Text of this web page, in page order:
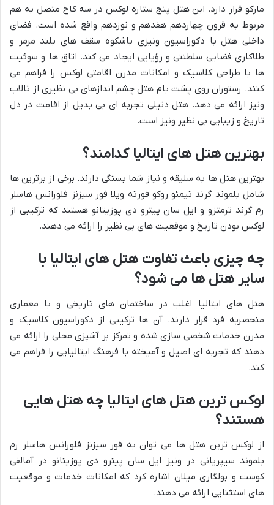
مارکو قرار دارد. این هتل پنج ستاره لوکس در سه کاخ متصل به هم
مربوط به قرون چهاردهم هفدهم و نوزدهم واقع شده است. فضای
داخلی هتل با دکوراسیون ونیزی باشکوه سقف های بلند مرمر و
طلاکاری فضایی سلطنتی و رؤیایی ایجاد می کند. اتاق ها و سوئیت
ها با طراحی کلاسیک و امکانات مدرن اقامتی لوکس را فراهم می
کنند. رستوران روی پشت بام هتل چشم اندازهای بی نظیری از تالاب
ونیز ارائه می دهد. هتل دنیلی تجربه ای بی بدیل از اقامت در دل
تاریخ و زیبایی بی نظیر ونیز است.
بهترین هتل های ایتالیا کدامند؟
بهترین هتل ها به سلیقه و نیاز شما بستگی دارند. برخی از برترین ها
شامل بلموند گرند تیمئو روکو فورته ویلا فور سیزنز فلورانس هاسلر
رم گرند ترمتزو و ایل سان پیترو دی پوزیتانو هستند که ترکیبی از
لوکس بودن تاریخ و موقعیت های بی نظیر را ارائه می دهند.
چه چیزی باعث تفاوت هتل های ایتالیا با
سایر هتل ها می شود؟
هتل های ایتالیا اغلب در ساختمان های تاریخی و با معماری
منحصربه فرد قرار دارند. آن ها ترکیبی از دکوراسیون کلاسیک و
مدرن خدمات شخصی سازی شده و تمرکز بر آشپزی محلی را ارائه می
دهند که تجربه ای اصیل و آمیخته با فرهنگ ایتالیایی را فراهم می
کند.
لوکس ترین هتل های ایتالیا چه هتل هایی
هستند؟
از لوکس ترین هتل ها می توان به فور سیزنز فلورانس هاسلر رم
بلموند سیپریانی در ونیز ایل سان پیترو دی پوزیتانو در آمالفی
کوست و بولگاری میلان اشاره کرد که امکانات خدمات و موقعیت
های استثنایی ارائه می دهند.